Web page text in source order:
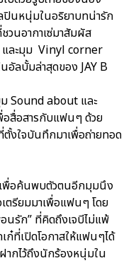
ปินหนุ่มในอริยาบทน่ารัก
นอากาเซ่มาสัมผัส
และมุม Vinyl corner
อัลบั้มล่าสุดของ JAY B
Sound about และ
อสื่อสารกับแฟนๆ ด้วย
งใจบันทึกมาเพื่อถ่ายทอด
เพื่อค้นพบตัวตนอีกมุมนึง
ตรียมมาเพื่อแฟนๆ โดย
อนรัก” ที่คิดถึงเจบีไม่แพ้
ที่เปิดโอกาสให้แฟนๆได้
ากไว้ถึงนักร้องหนุ่มใน